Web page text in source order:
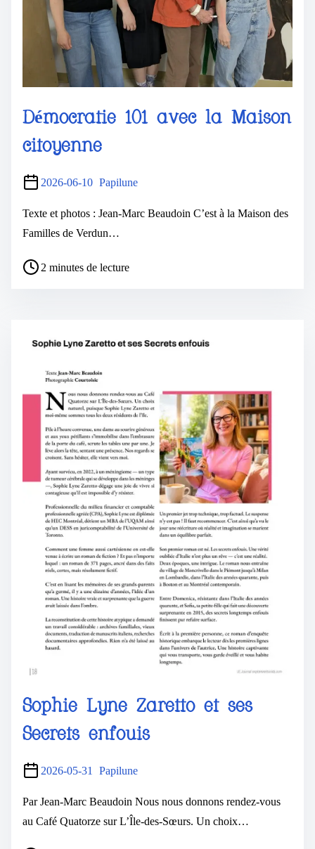
Démocratie 101 avec la Maison
citoyenne
2026-06-10 Papilune
Texte et photos : Jean-Marc Beaudoin C’est à la Maison des
Familles de Verdun…
2 minutes de lecture
Sophie Lyne Zaretto et ses
Secrets enfouis
2026-05-31 Papilune
Par Jean-Marc Beaudoin Nous nous donnons rendez-vous
au Café Quatorze sur L’Île-des-Sœurs. Un choix…